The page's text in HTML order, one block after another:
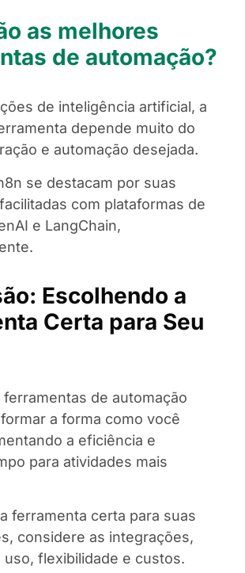
as melhores
de automação?
de inteligência artificial, a
depende muito do
e automação desejada.
se destacam por suas
com plataformas de
e LangChain,
Escolhendo a
Certa para Seu
de automação
a forma como você
a eficiência e
para atividades mais
ferramenta certa para suas
considere as integrações,
uso, flexibilidade e custos.